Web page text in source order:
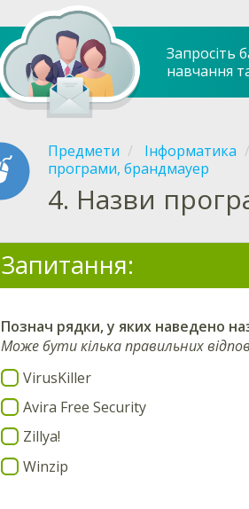
Запросіть
навчання
Предмети Інформатика
програми, брандмауер
4. Назви
Запитання:
Познач рядки, у яких наведено
Може бути кілька правильних
VirusKiller
Avira Free Security
Zillya!
Winzip